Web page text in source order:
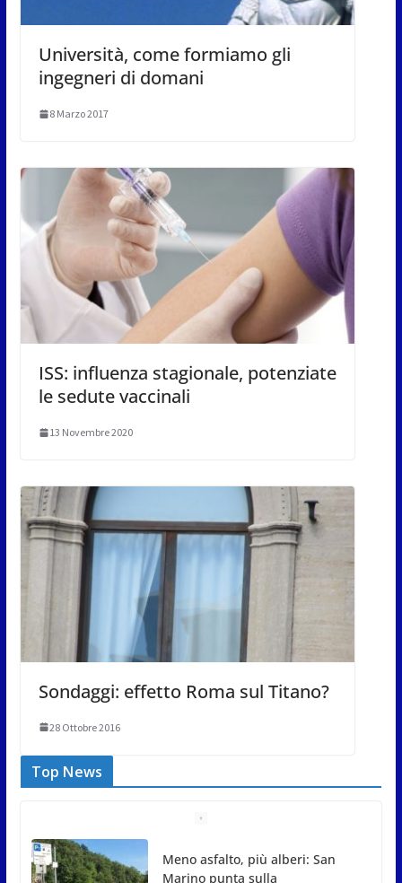
Università, come formiamo gli
ingegneri di domani
8 Marzo 2017
ISS: influenza stagionale, potenziate
le sedute vaccinali
13 Novembre 2020
Sondaggi: effetto Roma sul Titano?
28 Ottobre 2016
Top News
Meno asfalto, più alberi: San
Marino punta sulla